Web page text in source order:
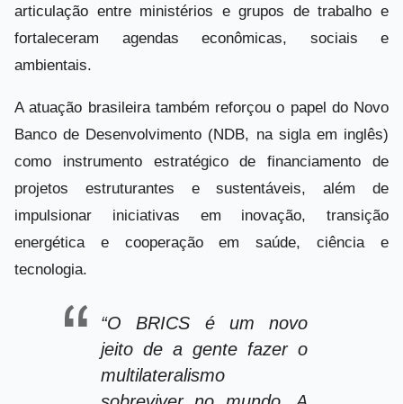
articulação entre ministérios e grupos de trabalho e
fortaleceram agendas econômicas, sociais e
ambientais.
A atuação brasileira também reforçou o papel do Novo
Banco de Desenvolvimento (NDB, na sigla em inglês)
como instrumento estratégico de financiamento de
projetos estruturantes e sustentáveis, além de
impulsionar iniciativas em inovação, transição
energética e cooperação em saúde, ciência e
tecnologia.
“O BRICS é um novo
jeito de a gente fazer o
multilateralismo